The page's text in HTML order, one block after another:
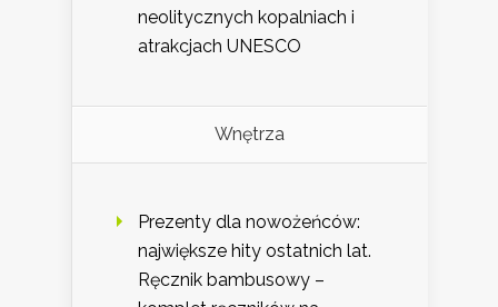
neolitycznych kopalniach i
atrakcjach UNESCO
Wnętrza
Prezenty dla nowożeńców:
największe hity ostatnich lat.
Ręcznik bambusowy –